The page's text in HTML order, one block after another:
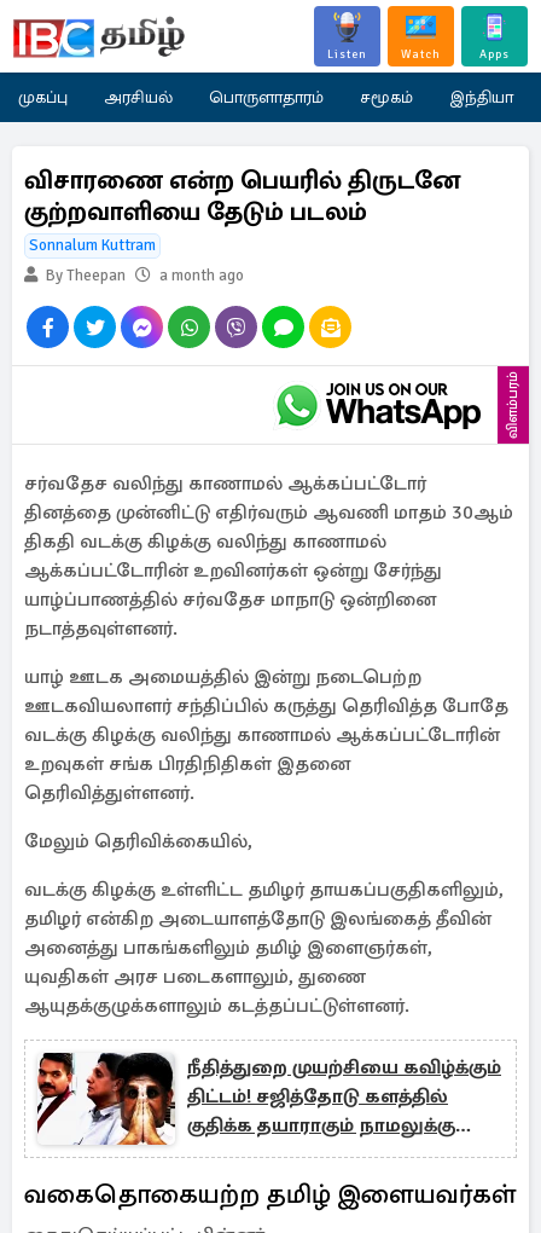
Listen Watch Apps
முகப்பு அரசியல் பொருளாதாரம் சமூகம் இந்தியா
விசாரணை என்ற பெயரில் திருடனே
குற்றவாளியை தேடும் படலம்
Sonnalum Kuttram
By Theepan
a month ago
விளம்பரம்
சர்வதேச வலிந்து காணாமல் ஆக்கப்பட்டோர்
தினத்தை முன்னிட்டு எதிர்வரும் ஆவணி மாதம் 30ஆம்
திகதி வடக்கு கிழக்கு வலிந்து காணாமல்
ஆக்கப்பட்டோரின் உறவினர்கள் ஒன்று சேர்ந்து
யாழ்ப்பாணத்தில் சர்வதேச மாநாடு ஒன்றினை
நடாத்தவுள்ளனர்.
யாழ் ஊடக அமையத்தில் இன்று நடைபெற்ற
ஊடகவியலாளர் சந்திப்பில் கருத்து தெரிவித்த போதே
வடக்கு கிழக்கு வலிந்து காணாமல் ஆக்கப்பட்டோரின்
உறவுகள் சங்க பிரதிநிதிகள் இதனை
தெரிவித்துள்ளனர்.
மேலும் தெரிவிக்கையில்,
வடக்கு கிழக்கு உள்ளிட்ட தமிழர் தாயகப்பகுதிகளிலும்,
தமிழர் என்கிற அடையாளத்தோடு இலங்கைத் தீவின்
அனைத்து பாகங்களிலும் தமிழ் இளைஞர்கள்,
யுவதிகள் அரச படைகளாலும், துணை
ஆயுதக்குழுக்களாலும் கடத்தப்பட்டுள்ளனர்.
நீதித்துறை முயற்சியை கவிழ்க்கும்
திட்டம்! சஜித்தோடு களத்தில்
குதிக்க தயாராகும் நாமலுக்கு
புதிய சிக்கல்
வகைதொகையற்ற தமிழ் இளையவர்கள்